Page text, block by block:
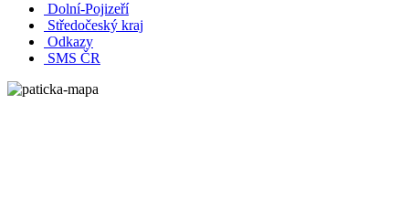
Dolní-Pojizeří
Středočeský kraj
Odkazy
SMS ČR